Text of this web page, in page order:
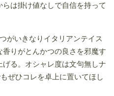
は掛け値なしで自信を持って
がいきなりイタリアンテイス
香りがとんかつの良さを邪魔す
る。オシャレ度は文句無しナ
ぜひコレを卓上に置いてほし